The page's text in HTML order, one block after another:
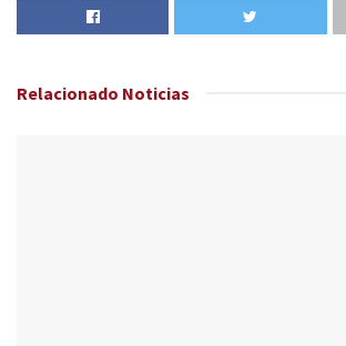
Relacionado Noticias